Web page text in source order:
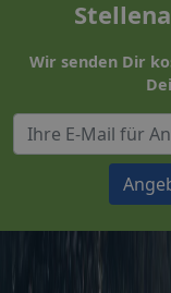
Wir senden Dir